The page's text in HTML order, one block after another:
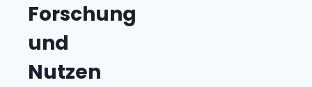
Forschung
und
Nutzen